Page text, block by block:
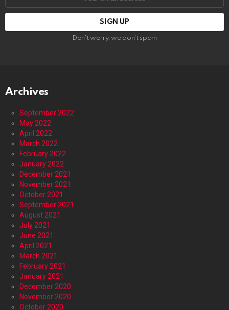
Don't worry, we don't spam
Archives
September 2022
May 2022
April 2022
March 2022
February 2022
January 2022
December 2021
November 2021
October 2021
September 2021
August 2021
July 2021
June 2021
April 2021
March 2021
February 2021
January 2021
December 2020
November 2020
October 2020